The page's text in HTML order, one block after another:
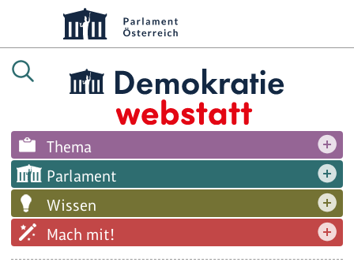
Thema
Parlament
Wissen
Mach mit!